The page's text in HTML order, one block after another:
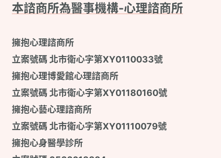
本諮商所為醫事機構-心理諮商所
擁抱心理諮商所
立案號碼 北市衛心字第XY0110033號
擁抱心理博愛館心理諮商所
立案號碼 北市衛心字第XY01180160號
擁抱心藝心理諮商所
立案號碼 北市衛心字第XY01110079號
擁抱心身醫學診所